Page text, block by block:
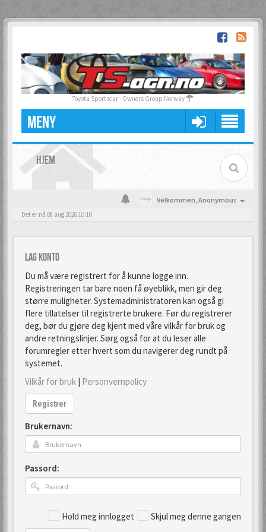
Toyota Sportscar - Owners Group Norway
MENY
HJEM
Velkommen,Anonymous
Det er nå 08 aug 2026 10:16
Lag konto
Du må være registrert for å kunne logge inn.
Registreringen tar bare noen få øyeblikk, men gir deg
større muligheter. Systemadministratoren kan også gi
flere tillatelser til registrerte brukere. Før du registrerer
deg, bør du gjøre deg kjent med våre vilkår for bruk og
andre retningslinjer. Sørg også for at du leser alle
forumregler etter hvert som du navigerer deg rundt på
systemet.
Vilkår for bruk | Personvernpolicy
Registrer
Brukernavn:
Passord:
Hold meg innlogget Skjul meg denne gangen